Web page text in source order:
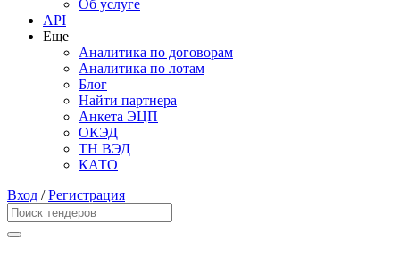
Об услуге
API
Еще
Аналитика по договорам
Аналитика по лотам
Блог
Найти партнера
Анкета ЭЦП
ОКЭД
ТН ВЭД
КАТО
Вход /Регистрация